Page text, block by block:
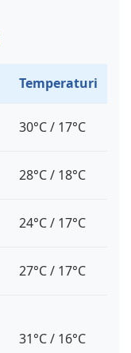
Temperaturi
30°C / 17°C
28°C / 18°C
24°C / 17°C
27°C / 17°C
31°C / 16°C